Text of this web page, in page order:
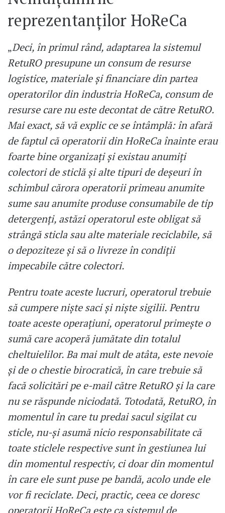
reprezentanților HoReCa
„Deci, în primul rând, adaptarea la sistemul
RetuRO presupune un consum de resurse
logistice, materiale și financiare din partea
operatorilor din industria HoReCa, consum de
resurse care nu este decontat de către RetuRO.
Mai exact, să vă explic ce se întâmplă: în afară
de faptul că operatorii din HoReCa înainte erau
foarte bine organizați și existau anumiți
colectori de sticlă și alte tipuri de deșeuri în
schimbul cărora operatorii primeau anumite
sume sau anumite produse consumabile de tip
detergenți, astăzi operatorul este obligat să
strângă sticla sau alte materiale reciclabile, să
o depoziteze și să o livreze în condiții
impecabile către colectori.
Pentru toate aceste lucruri, operatorul trebuie
să cumpere niște saci și niște sigilii. Pentru
toate aceste operațiuni, operatorul primește o
sumă care acoperă jumătate din totalul
cheltuielilor. Ba mai mult de atâta, este nevoie
și de o chestie birocratică, în care trebuie să
facă solicitări pe e-mail către RetuRO și la care
nu se răspunde niciodată. Totodată, RetuRO, în
momentul în care tu predai sacul sigilat cu
sticle, nu-și asumă nicio responsabilitate că
toate sticlele respective sunt în gestiunea lui
din momentul respectiv, ci doar din momentul
în care ele sunt puse pe bandă, acolo unde ele
vor fi reciclate. Deci, practic, ceea ce doresc
operatorii HoReCa este ca sistemul de